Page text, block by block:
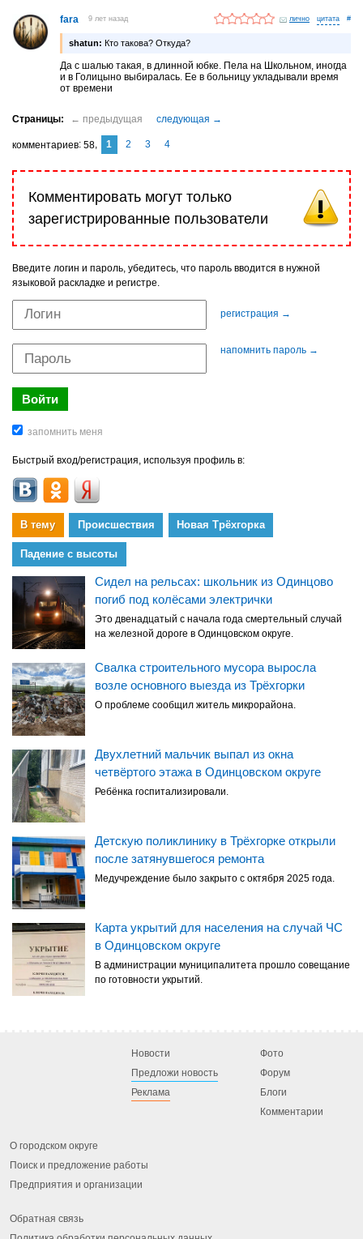
fara 9 лет назад лично #
shatun: Кто такова? Откуда?
Да с шалью такая, в длинной юбке. Пела на Школьном, иногда
и в Голицыно выбиралась. Ее в больницу укладывали время
от времени
комментариев 58 1 2 3 4
Комментировать могут только
зарегистрированные пользователи
Введите логин и пароль, убедитесь, что пароль вводится в нужной
языковой раскладке и регистре.
регистрация →
напомнить пароль →
Быстрый вход/регистрация, используя профиль в:
В тему Происшествия Новая Трёхгорка
Падение с высоты
Сидел на рельсах: школьник из Одинцово
погиб под колёсами электрички
Это двенадцатый с начала года смертельный случай
на железной дороге в Одинцовском округе.
Свалка строительного мусора выросла
возле основного выезда из Трёхгорки
О проблеме сообщил житель микрорайона.
Двухлетний мальчик выпал из окна
четвёртого этажа в Одинцовском округе
Ребёнка госпитализировали.
Детскую поликлинику в Трёхгорке открыли
после затянувшегося ремонта
Медучреждение было закрыто с октября 2025 года.
Карта укрытий для населения на случай ЧС
в Одинцовском округе
В администрации муниципалитета прошло совещание
по готовности укрытий.
Новости
Предложи новость
Реклама
Фото
Форум
Блоги
Комментарии
О городском округе
Поиск и предложение работы
Предприятия и организации
Обратная связь